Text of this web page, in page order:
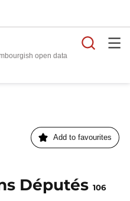
open data
Add to favourites
Députés 106